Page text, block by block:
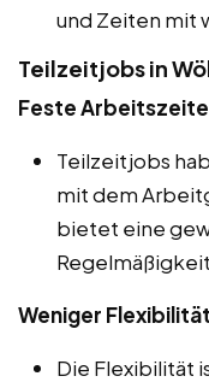
und Zeiten mit
Teilzeitjobs in
Feste
Teilzeitjobs
mit dem
bietet eine
Weniger Flexibilität
Die Flexibilität